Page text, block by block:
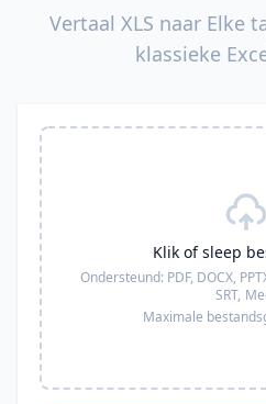
Vertaal XLS naar Elke
klassieke
Klik of sleep
Ondersteund: PDF, DOCX,
SRT,
Maximale